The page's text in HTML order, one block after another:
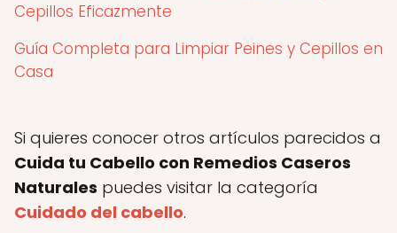
Cepillos Eficazmente
Guía Completa para Limpiar Peines y Cepillos en
Casa
Si quieres conocer otros artículos parecidos a
Cuida tu Cabello con Remedios Caseros
Naturales puedes visitar la categoría
Cuidado del cabello.